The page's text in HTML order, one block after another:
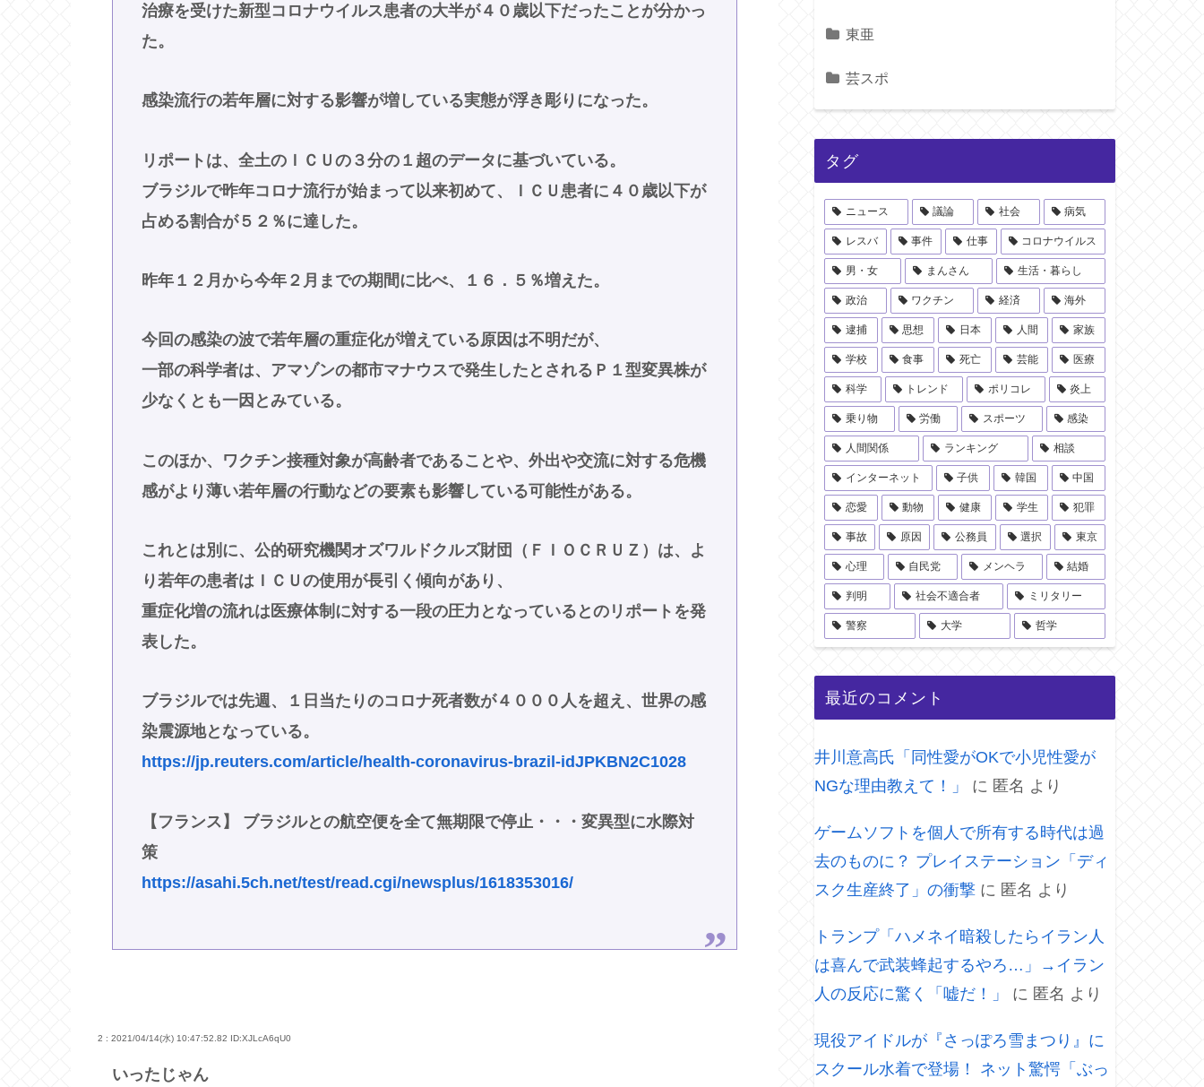
治療を受けた新型コロナウイルス患者の大半が４０歳以下だったことが分かっ
た。
感染流行の若年層に対する影響が増している実態が浮き彫りになった。
リポートは、全土のＩＣＵの３分の１超のデータに基づいている。
ブラジルで昨年コロナ流行が始まって以来初めて、ＩＣＵ患者に４０歳以下が
占める割合が５２％に達した。
昨年１２月から今年２月までの期間に比べ、１６．５％増えた。
今回の感染の波で若年層の重症化が増えている原因は不明だが、
一部の科学者は、アマゾンの都市マナウスで発生したとされるＰ１型変異株が
少なくとも一因とみている。
このほか、ワクチン接種対象が高齢者であることや、外出や交流に対する危機
感がより薄い若年層の行動などの要素も影響している可能性がある。
これとは別に、公的研究機関オズワルドクルズ財団（ＦＩＯＣＲＵＺ）は、よ
り若年の患者はＩＣＵの使用が長引く傾向があり、
重症化増の流れは医療体制に対する一段の圧力となっているとのリポートを発
表した。
ブラジルでは先週、１日当たりのコロナ死者数が４０００人を超え、世界の感
染震源地となっている。
https://jp.reuters.com/article/health-coronavirus-brazil-idJPKBN2C1028
【フランス】 ブラジルとの航空便を全て無期限で停止・・・変異型に水際対
策
https://asahi.5ch.net/test/read.cgi/newsplus/1618353016/
2 : 2021/04/14(水) 10:47:52.82 ID:XJLcA6qU0
いったじゃん
東亜
芸スポ
タグ
ニュース 議論 社会 病気
レスバ 事件 仕事 コロナウイルス
男・女 まんさん 生活・暮らし
政治 ワクチン 経済 海外
逮捕 思想 日本 人間 家族
学校 食事 死亡 芸能 医療
科学 トレンド ポリコレ 炎上
乗り物 労働 スポーツ 感染
人間関係 ランキング 相談
インターネット 子供 韓国 中国
恋愛 動物 健康 学生 犯罪
事故 原因 公務員 選択 東京
心理 自民党 メンヘラ 結婚
判明 社会不適合者 ミリタリー
警察 大学 哲学
最近のコメント
井川意高氏「同性愛がOKで小児性愛が
NGな理由教えて！」
に 匿名 より
ゲームソフトを個人で所有する時代は過
去のものに？ プレイステーション「ディ
スク生産終了」の衝撃 に 匿名 より
トランプ「ハメネイ暗殺したらイラン人
は喜んで武装蜂起するやろ…」→イラン
人の反応に驚く「嘘だ！」
に 匿名 より
現役アイドルが『さっぽろ雪まつり』に
スクール水着で登場！ ネット驚愕「ぶっ